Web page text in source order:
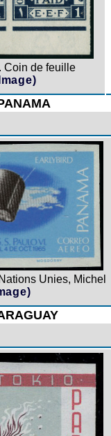
Coin de feuille
Unies, Michel